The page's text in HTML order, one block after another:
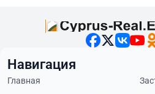
Навигация
Главная